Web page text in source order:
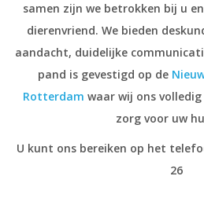
samen zijn we betrokken bij u
dierenvriend. We bieden
aandacht, duidelijke
pand is gevestigd op de
Rotterdam waar wij ons
zorg voor uw
U kunt ons bereiken op het
26